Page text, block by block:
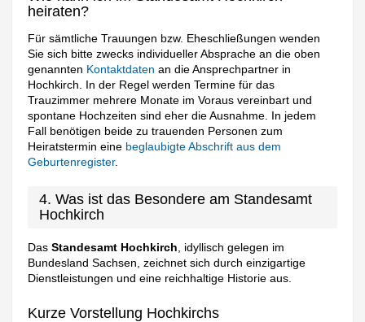
heiraten?
Für sämtliche Trauungen bzw. Eheschließungen wenden
Sie sich bitte zwecks individueller Absprache an die oben
genannten Kontaktdaten an die Ansprechpartner in
Hochkirch. In der Regel werden Termine für das
Trauzimmer mehrere Monate im Voraus vereinbart und
spontane Hochzeiten sind eher die Ausnahme. In jedem
Fall benötigen beide zu trauenden Personen zum
Heiratstermin eine beglaubigte Abschrift aus dem
Geburtenregister.
4. Was ist das Besondere am Standesamt
Hochkirch
DasStandesamt Hochkirch, idyllisch gelegen im
Bundesland Sachsen, zeichnet sich durch einzigartige
Dienstleistungen und eine reichhaltige Historie aus.
Kurze Vorstellung Hochkirchs